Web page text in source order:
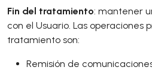
Fin del tratamiento: mantener
con el Usuario. Las operaciones
tratamiento son:
Remisión de